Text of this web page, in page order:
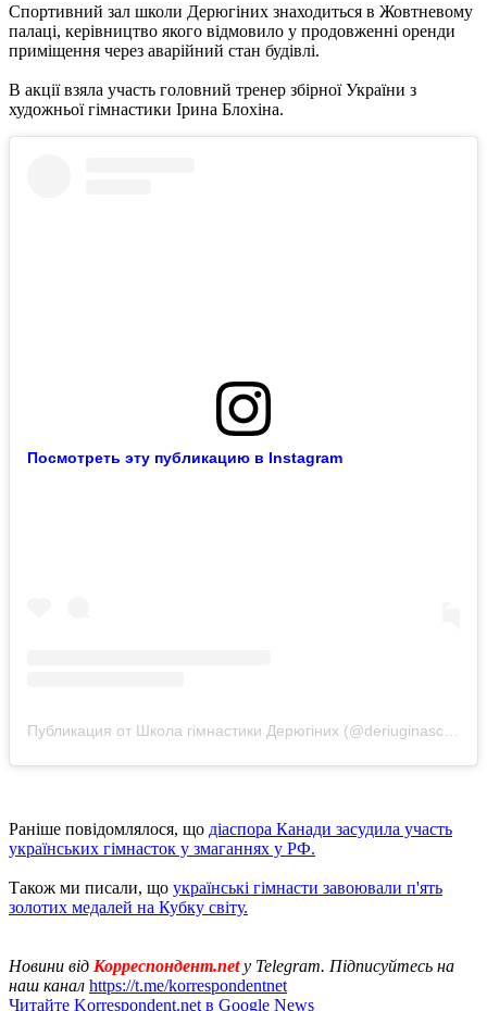
Спортивний зал школи Дерюгіних знаходиться в Жовтневому
палаці, керівництво якого відмовило у продовженні оренди
приміщення через аварійний стан будівлі.
В акції взяла участь головний тренер збірної України з
художньої гімнастики Ірина Блохіна.
Посмотреть эту публикацию в Instagram
Публикация от Школа гімнастики Дерюгіних (@deriuginaschool.ua)
Раніше повідомлялося, що діаспора Канади засудила участь
українських гімнасток у змаганнях у РФ.
Також ми писали, що українські гімнасти завоювали п'ять
золотих медалей на Кубку світу.
Новини від Корреспондент.net у Telegram. Підписуйтесь на
наш канал https://t.me/korrespondentnet
Читайте Korrespondent.net в Google News